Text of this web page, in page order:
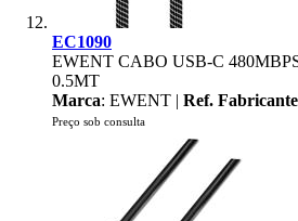
EC1090
EWENT CABO USB-C
0.5MT
Marca: EWENT | Ref. Fabricante
Preço sob consulta